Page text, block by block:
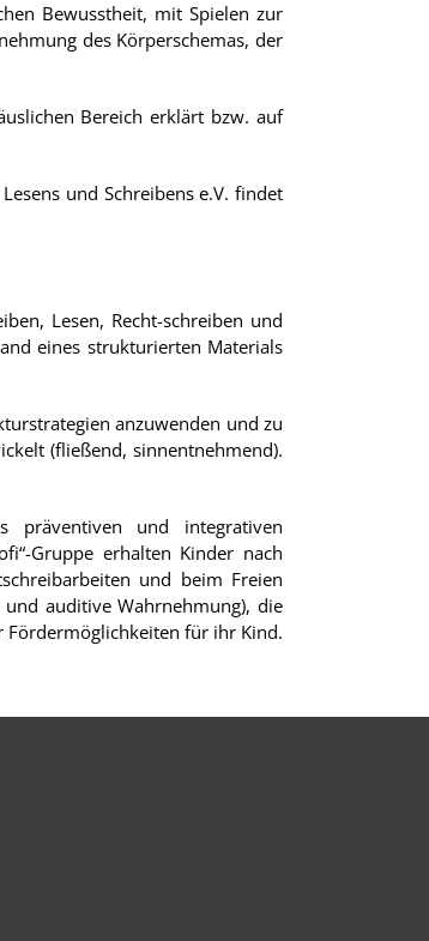
Bewusstheit, mit Spielen zur
des Körperschemas, der
Bereich erklärt bzw. auf
und Schreibens e.V. findet
Lesen, Recht-schreiben und
eines strukturierten Materials
anzuwenden und zu
(fließend, sinnentnehmend).
präventiven und integrativen
Gruppe erhalten Kinder nach
und beim Freien
auditive Wahrnehmung), die
Fördermöglichkeiten für ihr Kind.